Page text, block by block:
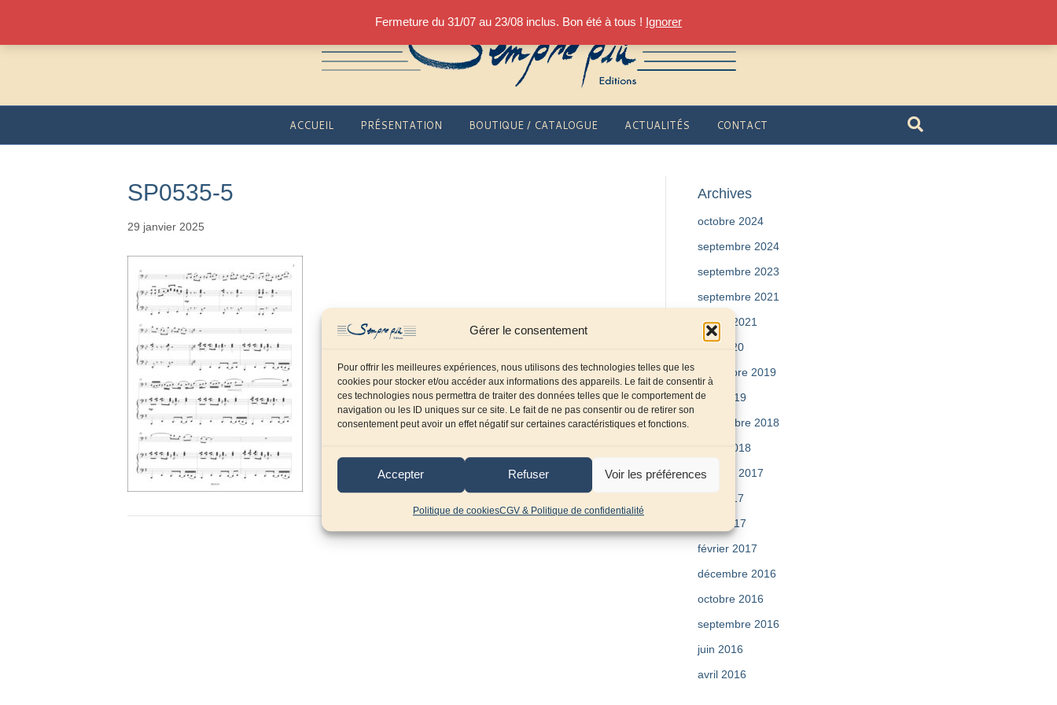
Gérer le consentement
Pour offrir les meilleures expériences, nous utilisons des technologies telles que les
cookies pour stocker et/ou accéder aux informations des appareils. Le fait de consentir à
ces technologies nous permettra de traiter des données telles que le comportement de
navigation ou les ID uniques sur ce site. Le fait de ne pas consentir ou de retirer son
consentement peut avoir un effet négatif sur certaines caractéristiques et fonctions.
Accepter Refuser Voir les préférences
Politique de cookiesCGV & Politique de confidentialité
Fermeture du 31/07 au 23/08 inclus. Bon été à tous ! Ignorer
ACCUEIL PRÉSENTATION BOUTIQUE / CATALOGUE ACTUALITÉS CONTACT
SP0535-5
29 janvier 2025
Archives
octobre 2024
septembre 2024
septembre 2023
septembre 2021
février 2021
mai 2020
novembre 2019
avril 2019
septembre 2018
juillet 2018
octobre 2017
mai 2017
avril 2017
février 2017
décembre 2016
octobre 2016
septembre 2016
juin 2016
avril 2016